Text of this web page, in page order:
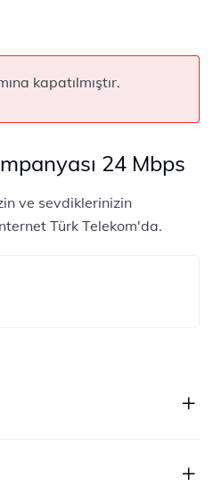
kapatılmıştır.
24 Mbps
ve sevdiklerinizin
Türk Telekom'da.